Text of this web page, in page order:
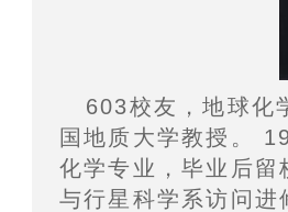
603校友，地球化
国地质大学教授。
化学专业，毕业后
与行星科学系访问